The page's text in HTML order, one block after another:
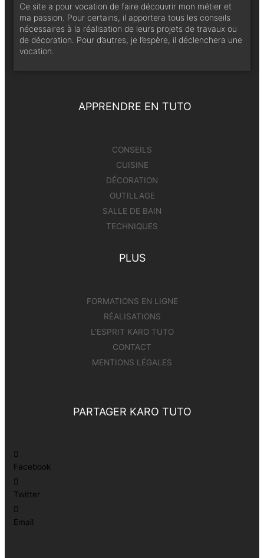
Ce site a pour vocation de faire découvrir mon métier et
ma passion. Pour certains, il apportera tous les conseils
nécessaires à la réalisation de leurs projets de travaux ou
de décoration. Pour d’autres, je l’espère, il déclenchera une
vocation.
APPRENDRE EN TUTO
CONSEILS
CUISINE
DÉCORATION
OUTILLAGE
SALLE DE BAIN
TECHNIQUES
PLUS
FORMATIONS EN LIGNE
RÉALISATIONS
L’ESPRIT KARO TUTO
CONTACT
MENTIONS LÉGALES
PARTAGER KARO TUTO
Facebook
Twitter
Email